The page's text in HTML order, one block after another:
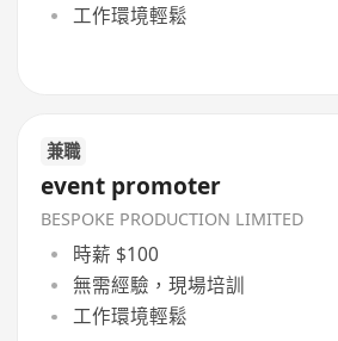
工作環境輕鬆
兼職
event promoter
BESPOKE PRODUCTION LIMITED
時薪 $100
無需經驗，現場培訓
工作環境輕鬆